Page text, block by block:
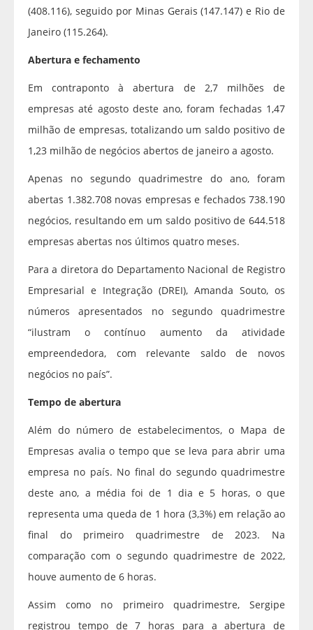
(408.116), seguido por Minas Gerais (147.147) e Rio de
Janeiro (115.264).
Abertura e fechamento
Em contraponto à abertura de 2,7 milhões de
empresas até agosto deste ano, foram fechadas 1,47
milhão de empresas, totalizando um saldo positivo de
1,23 milhão de negócios abertos de janeiro a agosto.
Apenas no segundo quadrimestre do ano, foram
abertas 1.382.708 novas empresas e fechados 738.190
negócios, resultando em um saldo positivo de 644.518
empresas abertas nos últimos quatro meses.
Para a diretora do Departamento Nacional de Registro
Empresarial e Integração (DREI), Amanda Souto, os
números apresentados no segundo quadrimestre
“ilustram o contínuo aumento da atividade
empreendedora, com relevante saldo de novos
negócios no país”.
Tempo de abertura
Além do número de estabelecimentos, o Mapa de
Empresas avalia o tempo que se leva para abrir uma
empresa no país. No final do segundo quadrimestre
deste ano, a média foi de 1 dia e 5 horas, o que
representa uma queda de 1 hora (3,3%) em relação ao
final do primeiro quadrimestre de 2023. Na
comparação com o segundo quadrimestre de 2022,
houve aumento de 6 horas.
Assim como no primeiro quadrimestre, Sergipe
registrou tempo de 7 horas para a abertura de